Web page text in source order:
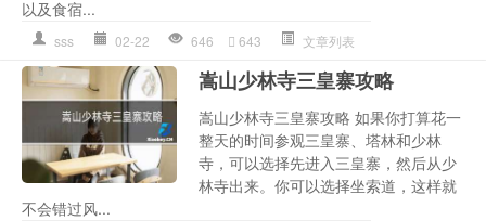
以及食宿...
sss 02-22 646 643 文章列表
嵩山少林寺三皇寨攻略
嵩山少林寺三皇寨攻略 如果你打算花一
整天的时间参观三皇寨、塔林和少林
寺，可以选择先进入三皇寨，然后从少
林寺出来。你可以选择坐索道，这样就
不会错过风...